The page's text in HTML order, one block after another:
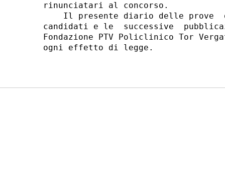
rinunciatari al concorso.
Il presente diario delle prove
candidati e le  successive
Fondazione PTV Policlinico Tor
ogni effetto di legge.